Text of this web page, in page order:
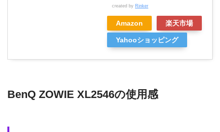
created by Rinker
Amazon 楽天市場
Yahooショッピング
BenQ ZOWIE XL2546の使用感